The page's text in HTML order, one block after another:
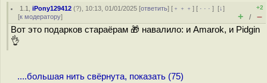
1.1 ,iPony129412 (?), 10:13, 01/01/2025 [ответить] [ ﹢﹢﹢] [ · · ·][↓]
[к модератору]
+2
+ / –
Вот это подарков стараёрам 🎁 навалило: и Amarok, и Pidgin
👌
....большая нить свёрнута, показать (75)